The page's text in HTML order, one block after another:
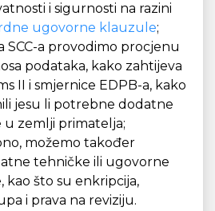
i sigurnosti na razini
ugovorne klauzule;
SCC-a provodimo procjenu
podataka, kako zahtijeva
II i smjernice EDPB-a, kako
jesu li potrebne dodatne
u zemlji primatelja;
možemo također
tehničke ili ugovorne
kao što su enkripcija,
i prava na reviziju.